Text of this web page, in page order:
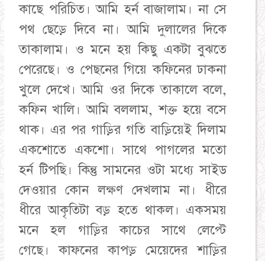
কাছে পরিচিত। আমি হর্ন বাজালাম। না সে
পথ ছেড়ে দিবে না। আমি দুলালের দিকে
তাকালাম। ও মনে হয় কিছু একটা বুঝতে
পেরেছে। ও পেছনের গিয়ে কফিনের ঢাকনা
খুলে দেখে। আমি ওর দিকে তাকালে বলে,
কফিন খালি। আমি বললাম, শক্ত হয়ে বসে
থাক। এর পর গাড়ির গতি বাড়িয়েই দিলাম
একশোতে একশো। সাথে পাগলের মতো
হর্ন টিপছি। কিন্তু সামনের ওটা মধ্যে সাইড
দেওয়ার কোন লক্ষণ দেখলাম না। ধীরে
ধীরে আকৃতিটা বড় হতে থাকল। একসময়
মনে হল গাড়ির কাচের সাথে লেপ্টে
গেছে। কাফনের কাপড় মেয়েদের শাড়ির